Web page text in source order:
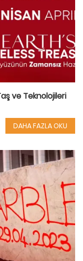
ve Teknolojileri
DAHA FAZLA OKU